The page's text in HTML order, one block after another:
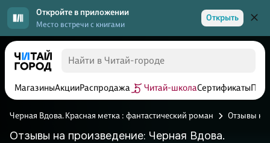
Откройте в приложении
Место встречи с книгами
Открыть
МагазиныАкцииРаспродажа Читай-школаСертификаты
Черная Вдова. Красная метка : фантастический роман Отзывы на
Отзывы на произведение: Черная Вдова.